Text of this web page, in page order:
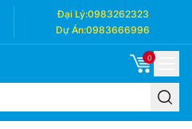
Đại Lý:0983262323
Dự Án:0983666996
0